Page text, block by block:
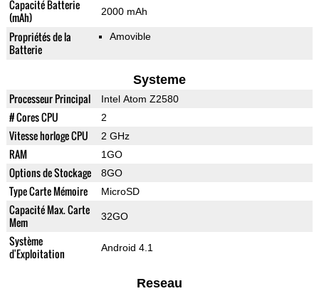
Capacité Batterie
(mAh)
2000 mAh
Propriétés de la
Batterie
Amovible
Systeme
Processeur Principal Intel Atom Z2580
# Cores CPU 2
Vitesse horloge CPU 2 GHz
RAM 1GO
Options de Stockage 8GO
Type Carte Mémoire MicroSD
Capacité Max. Carte
Mem
32GO
Système
d'Exploitation
Android 4.1
Reseau